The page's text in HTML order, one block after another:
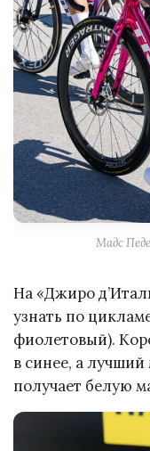
Мадс
На «Джиро
узнать по
фиолетовый).
в синее, а
получает белую